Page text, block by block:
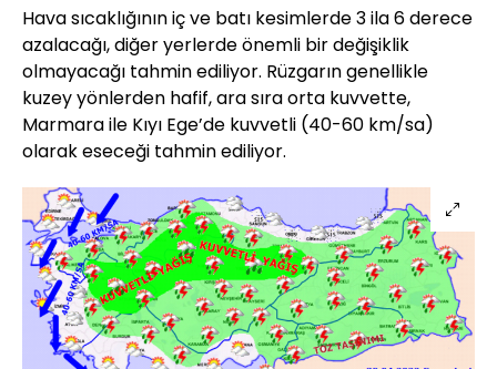
Hava sıcaklığının iç ve batı kesimlerde 3 ila 6 derece
azalacağı, diğer yerlerde önemli bir değişiklik
olmayacağı tahmin ediliyor. Rüzgarın genellikle
kuzey yönlerden hafif, ara sıra orta kuvvette,
Marmara ile Kıyı Ege’de kuvvetli (40-60 km/sa)
olarak eseceği tahmin ediliyor.